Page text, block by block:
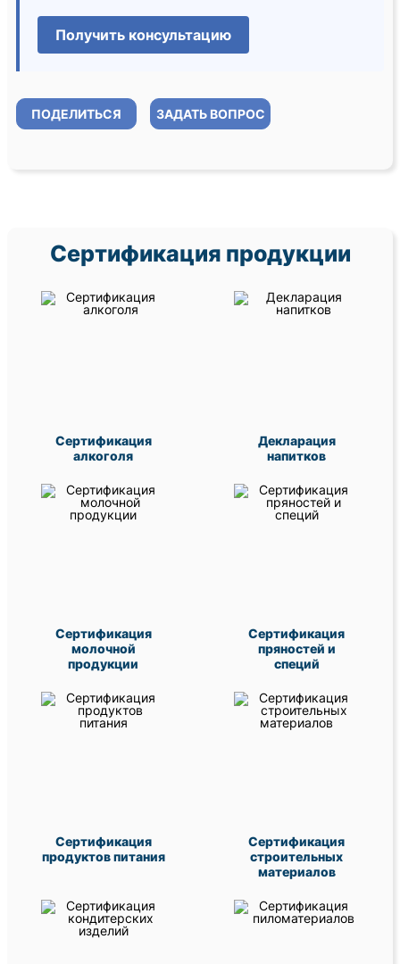
Получить консультацию
ПОДЕЛИТЬСЯ ЗАДАТЬ ВОПРОС
Сертификация продукции
Сертификация
алкоголя
Декларация
напитков
Сертификация
молочной
продукции
Сертификация
пряностей и
специй
Сертификация
продуктов питания
Сертификация
строительных
материалов